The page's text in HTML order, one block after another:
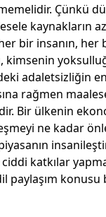
Çünkü
kaynakların
bir insanın,
kimsenin
adaletsizliğin
rağmen
Bir ülkenin
ne kadar
katkılar
paylaşım